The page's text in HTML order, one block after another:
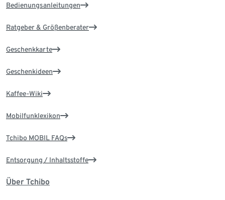
Bedienungsanleitungen
Ratgeber & Größenberater
Geschenkkarte
Geschenkideen
Kaffee-Wiki
Mobilfunklexikon
Tchibo MOBIL FAQs
Entsorgung / Inhaltsstoffe
Über Tchibo